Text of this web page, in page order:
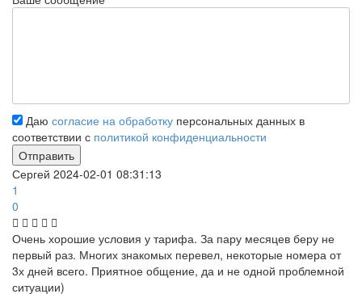
Даю согласие на обработку персональных данных в
соответствии с политикой конфиденциальности
Сергей 2024-02-01 08:31:13
1
0
Очень хорошие условия у тарифа. За пару месяцев беру не
первый раз. Многих знакомых перевел, некоторые номера от
3х дней всего. Приятное общение, да и не одной проблемной
ситуации)